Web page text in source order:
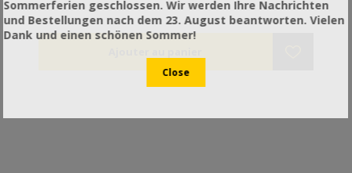
Sommerferien geschlossen. Wir werden Ihre Nachrichten
und Bestellungen nach dem 23. August beantworten. Vielen
Dank und einen schönen Sommer!